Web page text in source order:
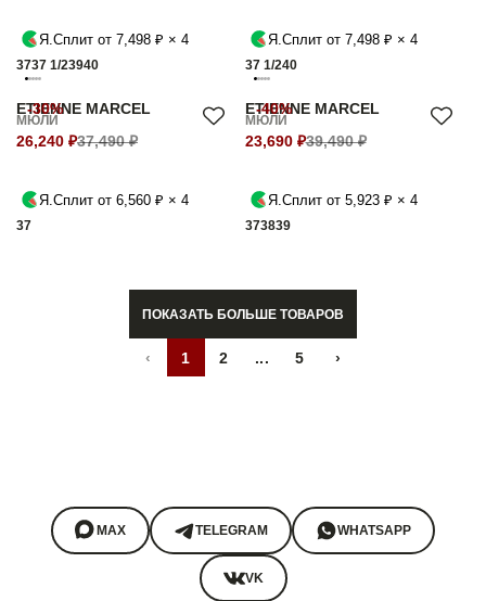
Я.Сплит от 7,498 ₽ × 4
3737 1/23940
Я.Сплит от 7,498 ₽ × 4
37 1/240
-30%
ETIENNE MARCEL
МЮЛИ
26,240 ₽37,490 ₽
Я.Сплит от 6,560 ₽ × 4
37
-40%
ETIENNE MARCEL
МЮЛИ
23,690 ₽39,490 ₽
Я.Сплит от 5,923 ₽ × 4
373839
ПОКАЗАТЬ БОЛЬШЕ ТОВАРОВ
‹ 1 2 ... 5 ›
MAX TELEGRAM WHATSAPP
VK